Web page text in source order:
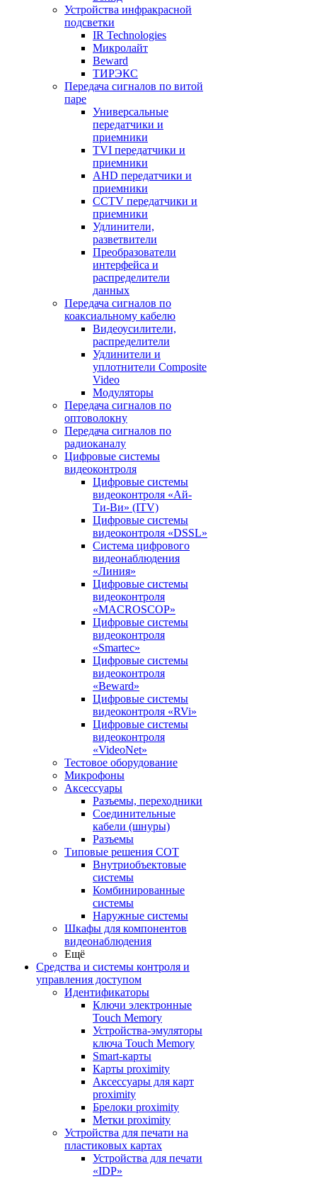
Устройства инфракрасной
подсветки
IR Technologies
Микролайт
Beward
ТИРЭКС
Передача сигналов по витой
паре
Универсальные
передатчики и
приемники
TVI передатчики и
приемники
AHD передатчики и
приемники
CCTV передатчики и
приемники
Удлинители,
разветвители
Преобразователи
интерфейса и
распределители
данных
Передача сигналов по
коаксиальному кабелю
Видеоусилители,
распределители
Удлинители и
уплотнители Сomposite
Video
Модуляторы
Передача сигналов по
оптоволокну
Передача сигналов по
радиоканалу
Цифровые системы
видеоконтроля
Цифровые системы
видеоконтроля «Ай-
Ти-Ви» (ITV)
Цифровые системы
видеоконтроля «DSSL»
Система цифрового
видеонаблюдения
«Линия»
Цифровые системы
видеоконтроля
«MACROSCOP»
Цифровые системы
видеоконтроля
«Smartec»
Цифровые системы
видеоконтроля
«Beward»
Цифровые системы
видеоконтроля «RVi»
Цифровые системы
видеоконтроля
«VideoNet»
Тестовое оборудование
Микрофоны
Аксессуары
Разъемы, переходники
Соединительные
кабели (шнуры)
Разъемы
Типовые решения СОТ
Внутриобъектовые
системы
Комбинированные
системы
Наружные системы
Шкафы для компонентов
видеонаблюдения
Ещё
Средства и системы контроля и
управления доступом
Идентификаторы
Ключи электронные
Touch Memory
Устройства-эмуляторы
ключа Touch Memory
Smart-карты
Карты proximity
Аксессуары для карт
proximitу
Брелоки proximity
Метки proximity
Устройства для печати на
пластиковых картах
Устройства для печати
«IDP»